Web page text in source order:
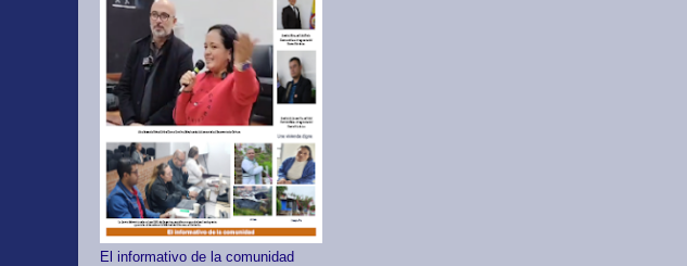
El informativo de la comunidad